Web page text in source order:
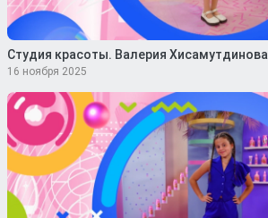
Студия красоты. Валерия Хисамутдинова
16 ноября 2025